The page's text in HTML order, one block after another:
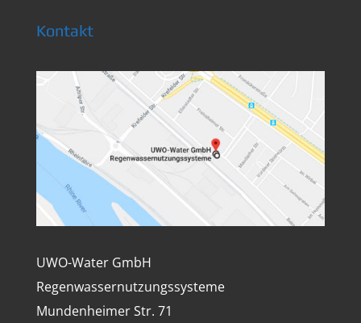
Kontakt
UWO-Water GmbH
Regenwassernutzungssysteme
Mundenheimer Str. 71